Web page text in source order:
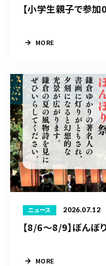
【小学生親子で参加
MORE
ニュース 2026.07.12
【8/6〜8/9】ぼんぼ
MORE